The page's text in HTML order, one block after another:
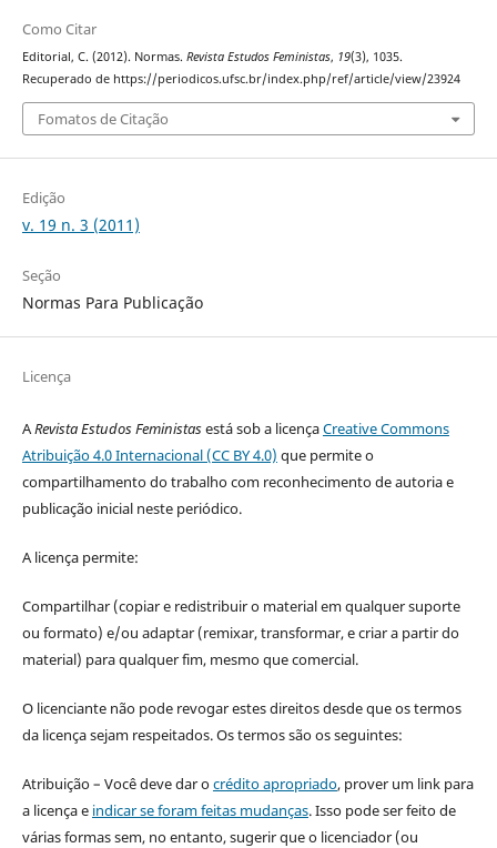
Como Citar
Editorial, C. (2012). Normas. Revista Estudos Feministas, 19(3), 1035.
Recuperado de https://periodicos.ufsc.br/index.php/ref/article/view/23924
Fomatos de Citação
Edição
v. 19 n. 3 (2011)
Seção
Normas Para Publicação
Licença
ARevista Estudos Feministasestá sob a licençaCreative Commons
Atribuição 4.0 Internacional (CC BY 4.0) que permite o
compartilhamento do trabalho com reconhecimento de autoria e
publicação inicial neste periódico.
A licença permite:
Compartilhar (copiar e redistribuir o material em qualquer suporte
ou formato) e/ou adaptar (remixar, transformar, e criar a partir do
material) para qualquer fim, mesmo que comercial.
O licenciante não pode revogar estes direitos desde que os termos
da licença sejam respeitados. Os termos são os seguintes:
Atribuição – Você deve dar ocrédito apropriado, prover um link para
a licença e indicar se foram feitas mudanças. Isso pode ser feito de
várias formas sem, no entanto, sugerir que o licenciador (ou